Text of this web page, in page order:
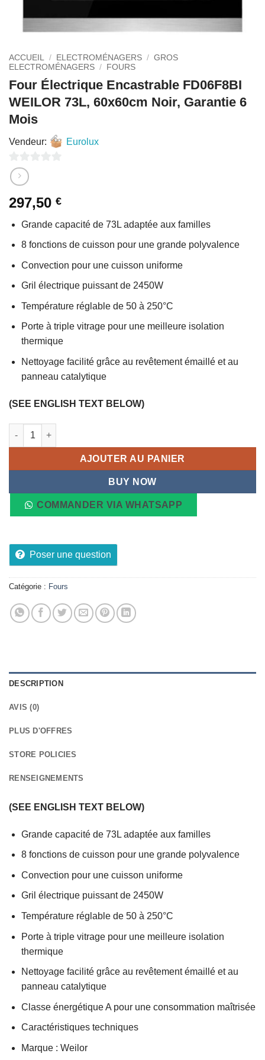
ACCUEIL / ELECTROMÉNAGERS / GROS
ELECTROMÉNAGERS / FOURS
Four Électrique Encastrable FD06F8BI
WEILOR 73L, 60x60cm Noir, Garantie 6
Mois
Vendeur: Eurolux
0
sur
5
297,50 €
Grande capacité de 73L adaptée aux familles
8 fonctions de cuisson pour une grande polyvalence
Convection pour une cuisson uniforme
Gril électrique puissant de 2450W
Température réglable de 50 à 250°C
Porte à triple vitrage pour une meilleure isolation
thermique
Nettoyage facilité grâce au revêtement émaillé et au
panneau catalytique
(SEE ENGLISH TEXT BELOW)
quantité de Four Électrique Encastrable FD06F8BI WEILOR
AJOUTER AU PANIER
BUY NOW
COMMANDER VIA WHATSAPP
Poser une question
Catégorie : Fours
DESCRIPTION
AVIS (0)
PLUS D'OFFRES
STORE POLICIES
RENSEIGNEMENTS
(SEE ENGLISH TEXT BELOW)
Grande capacité de 73L adaptée aux familles
8 fonctions de cuisson pour une grande polyvalence
Convection pour une cuisson uniforme
Gril électrique puissant de 2450W
Température réglable de 50 à 250°C
Porte à triple vitrage pour une meilleure isolation
thermique
Nettoyage facilité grâce au revêtement émaillé et au
panneau catalytique
Classe énergétique A pour une consommation maîtrisée
Caractéristiques techniques
Marque : Weilor